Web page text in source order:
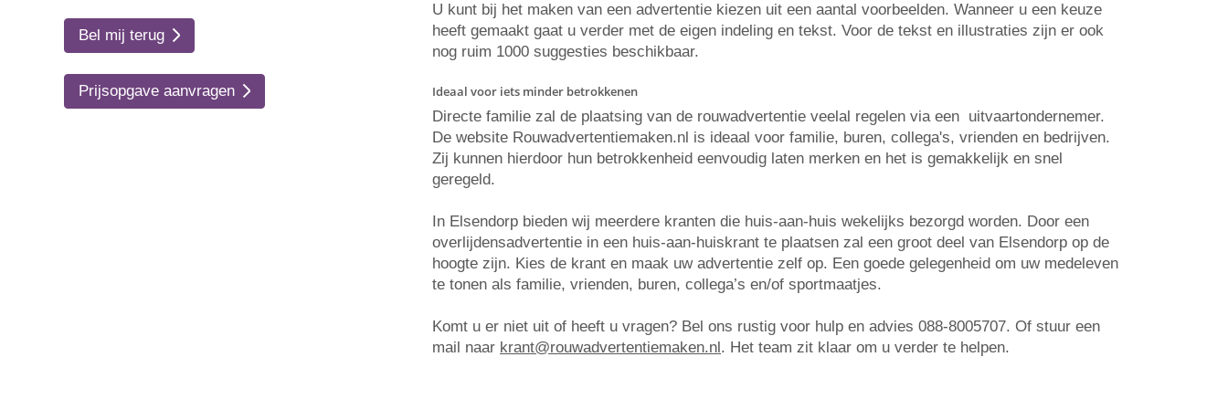
Bel mij terug
Prijsopgave aanvragen
U kunt bij het maken van een advertentie kiezen uit een aantal voorbeelden. Wanneer u een keuze
heeft gemaakt gaat u verder met de eigen indeling en tekst. Voor de tekst en illustraties zijn er ook
nog ruim 1000 suggesties beschikbaar.
Ideaal voor iets minder betrokkenen
Directe familie zal de plaatsing van de rouwadvertentie veelal regelen via een uitvaartondernemer.
De website Rouwadvertentiemaken.nl is ideaal voor familie, buren, collega's, vrienden en bedrijven.
Zij kunnen hierdoor hun betrokkenheid eenvoudig laten merken en het is gemakkelijk en snel
geregeld.
In Elsendorp bieden wij meerdere kranten die huis-aan-huis wekelijks bezorgd worden. Door een
overlijdensadvertentie in een huis-aan-huiskrant te plaatsen zal een groot deel van Elsendorp op de
hoogte zijn. Kies de krant en maak uw advertentie zelf op. Een goede gelegenheid om uw medeleven
te tonen als familie, vrienden, buren, collega’s en/of sportmaatjes.
Komt u er niet uit of heeft u vragen? Bel ons rustig voor hulp en advies 088-8005707. Of stuur een
mail naar krant@rouwadvertentiemaken.nl. Het team zit klaar om u verder te helpen.